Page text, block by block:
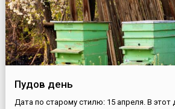
Пудов день
Дата по старому стилю: 15 апреля. В этот